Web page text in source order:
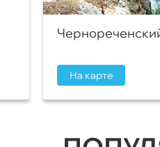
На карте